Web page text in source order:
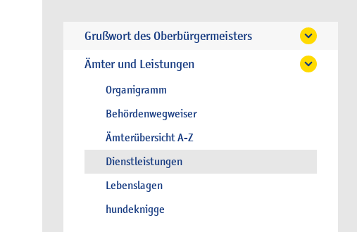
Grußwort des Oberbürgermeisters
Ämter und Leistungen
Organigramm
Behördenwegweiser
Ämterübersicht A-Z
Dienstleistungen
Lebenslagen
hundeknigge